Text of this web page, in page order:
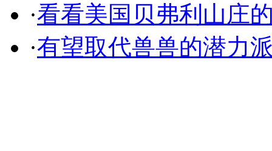
·看看美国贝弗利山庄
·有望取代兽兽的潜力